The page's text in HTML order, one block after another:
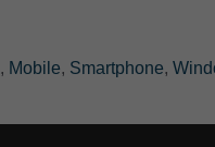
, Mobile, Smartphone,